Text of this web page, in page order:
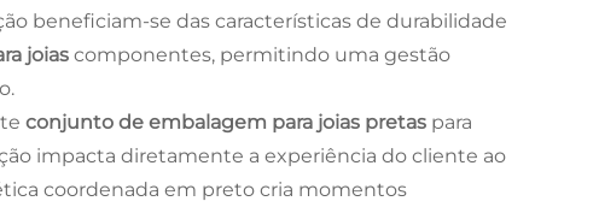
beneficiam-se das características de durabilidade
joias componentes, permitindo uma gestão
conjunto de embalagem para joias pretas para
impacta diretamente a experiência do cliente ao
coordenada em preto cria momentos